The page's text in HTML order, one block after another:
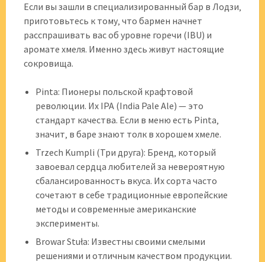
Если вы зашли в специализированный бар в Лодзи‚
приготовьтесь к тому‚ что бармен начнет
расспрашивать вас об уровне горечи (IBU) и
аромате хмеля. Именно здесь живут настоящие
сокровища.
Pinta: Пионеры польской крафтовой
революции. Их IPA (India Pale Ale) — это
стандарт качества. Если в меню есть Pinta‚
значит‚ в баре знают толк в хорошем хмеле.
Trzech Kumpli (Три друга): Бренд‚ который
завоевал сердца любителей за невероятную
сбалансированность вкуса. Их сорта часто
сочетают в себе традиционные европейские
методы и современные американские
эксперименты.
Browar Stuła: Известны своими смелыми
решениями и отличным качеством продукции.